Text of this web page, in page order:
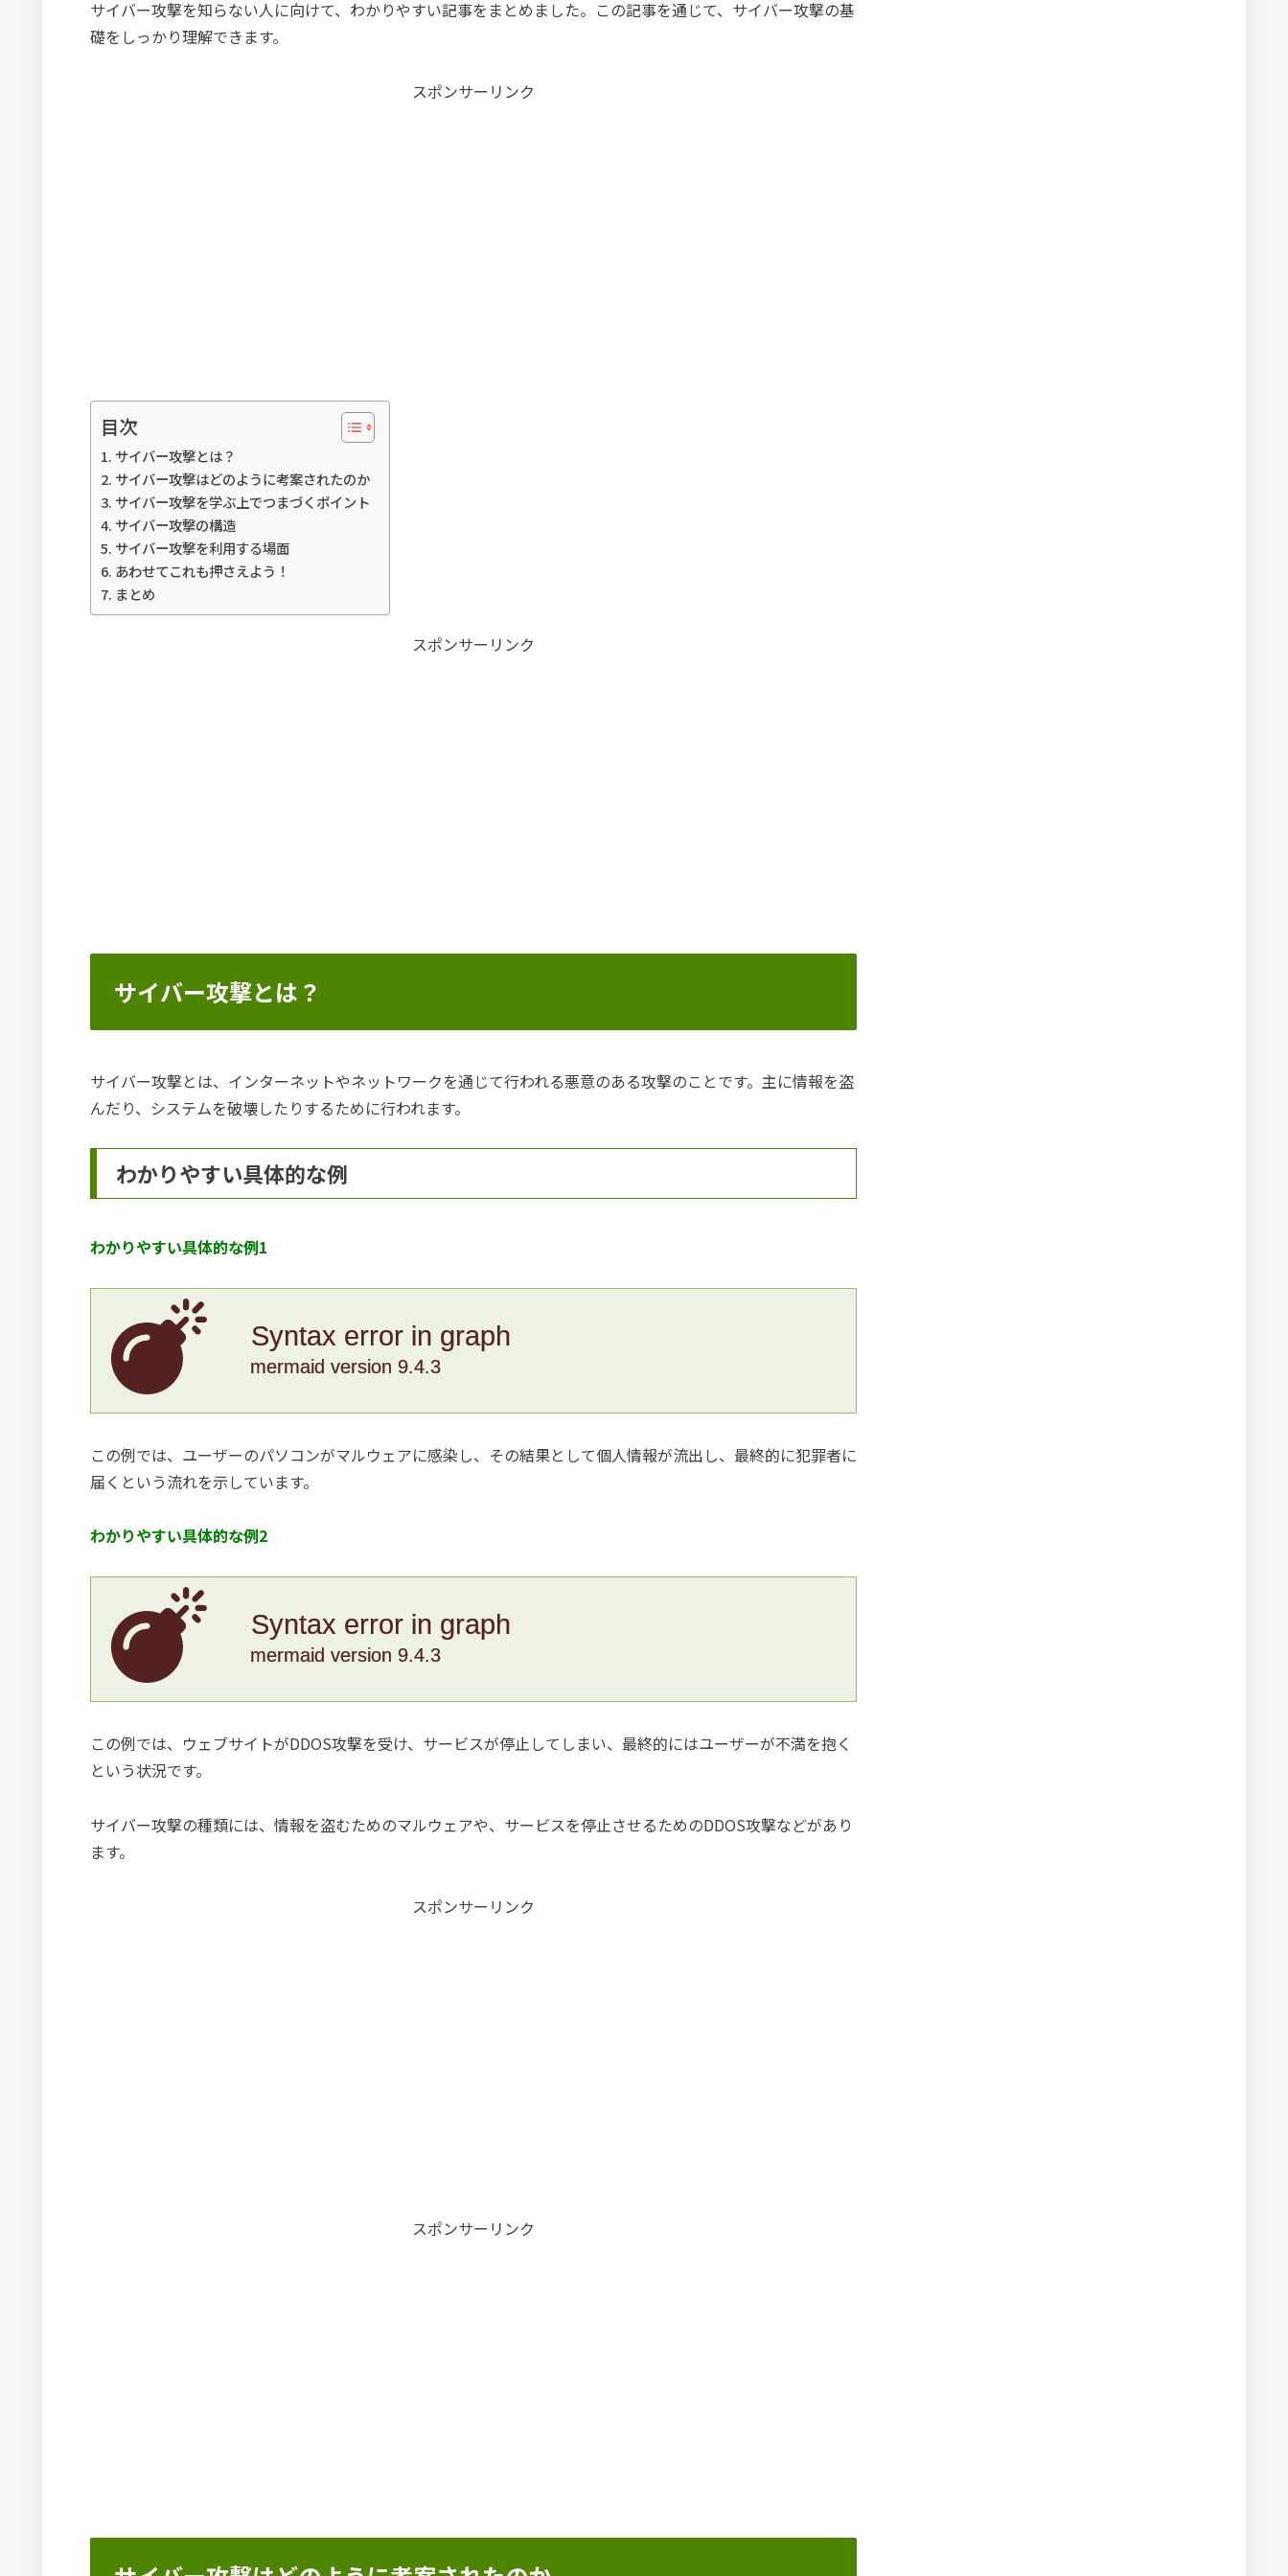
サイバー攻撃を知らない人に向けて、わかりやすい記事をまとめました。この記事を通じて、サイバー攻撃の基
礎をしっかり理解できます。
スポンサーリンク
目次
サイバー攻撃とは？
サイバー攻撃はどのように考案されたのか
サイバー攻撃を学ぶ上でつまづくポイント
サイバー攻撃の構造
サイバー攻撃を利用する場面
あわせてこれも押さえよう！
まとめ
スポンサーリンク
サイバー攻撃とは？
サイバー攻撃とは、インターネットやネットワークを通じて行われる悪意のある攻撃のことです。主に情報を盗
んだり、システムを破壊したりするために行われます。
わかりやすい具体的な例
わかりやすい具体的な例1
Syntax error in graph
mermaid version 9.4.3
この例では、ユーザーのパソコンがマルウェアに感染し、その結果として個人情報が流出し、最終的に犯罪者に
届くという流れを示しています。
わかりやすい具体的な例2
Syntax error in graph
mermaid version 9.4.3
この例では、ウェブサイトがDDOS攻撃を受け、サービスが停止してしまい、最終的にはユーザーが不満を抱く
という状況です。
サイバー攻撃の種類には、情報を盗むためのマルウェアや、サービスを停止させるためのDDOS攻撃などがあり
ます。
スポンサーリンク
スポンサーリンク